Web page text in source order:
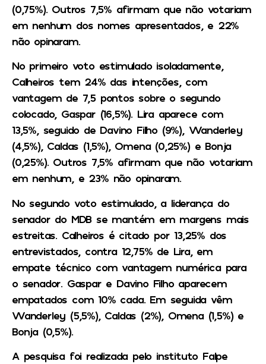
(0,75%). Outros 7,5% afirmam que não votariam
em nenhum dos nomes apresentados, e 22%
não opinaram.
No primeiro voto estimulado isoladamente,
Calheiros tem 24% das intenções, com
vantagem de 7,5 pontos sobre o segundo
colocado, Gaspar (16,5%). Lira aparece com
13,5%, seguido de Davino Filho (9%), Wanderley
(4,5%), Caldas (1,5%), Omena (0,25%) e Bonja
(0,25%). Outros 7,5% afirmam que não votariam
em nenhum, e 23% não opinaram.
No segundo voto estimulado, a liderança do
senador do MDB se mantém em margens mais
estreitas. Calheiros é citado por 13,25% dos
entrevistados, contra 12,75% de Lira, em
empate técnico com vantagem numérica para
o senador. Gaspar e Davino Filho aparecem
empatados com 10% cada. Em seguida vêm
Wanderley (5,5%), Caldas (2%), Omena (1,5%) e
Bonja (0,5%).
A pesquisa foi realizada pelo instituto Falpe